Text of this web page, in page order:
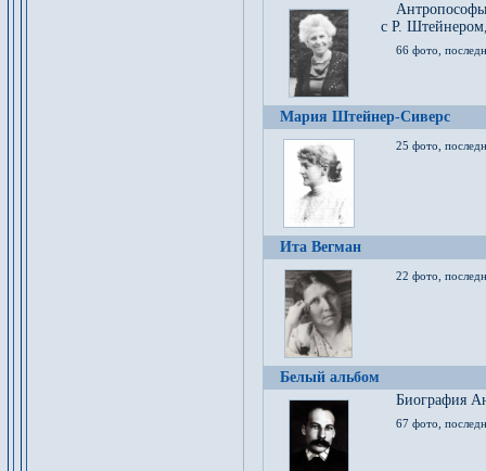
с Р.
66 фото,
Мария Штейнер-Сиверс
25 фото,
Ита Вегман
22 фото,
Белый альбом
Биография
67 фото,